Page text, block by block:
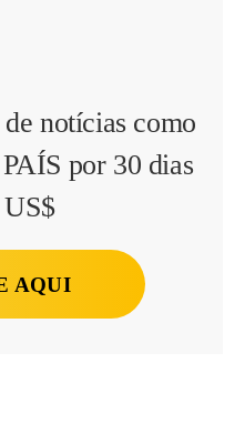
notícias como
por 30 dias
AQUI